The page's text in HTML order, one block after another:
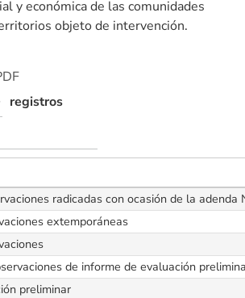
y económica de las comunidades
objeto de intervención.
registros
radicadas con ocasión de la adenda
extemporáneas
de informe de evaluación
preliminar